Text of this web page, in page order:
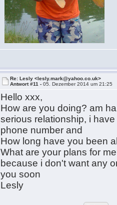
Re: Lesly <lesly.mark@yahoo.co.uk>
Antwort #11 -05. Dezember 2014 um 21:25
Hello xxx,
How are you doing? am
serious relationship, i
phone number and
How long have you been
What are your plans for
because i don't want any
you soon
Lesly